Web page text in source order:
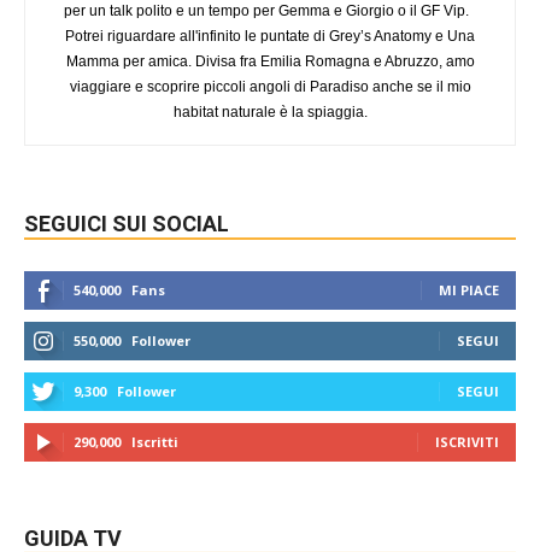
per un talk polito e un tempo per Gemma e Giorgio o il GF Vip.
Potrei riguardare all'infinito le puntate di Grey’s Anatomy e Una
Mamma per amica. Divisa fra Emilia Romagna e Abruzzo, amo
viaggiare e scoprire piccoli angoli di Paradiso anche se il mio
habitat naturale è la spiaggia.
SEGUICI SUI SOCIAL
540,000 Fans MI PIACE
550,000 Follower SEGUI
9,300 Follower SEGUI
290,000 Iscritti ISCRIVITI
GUIDA TV